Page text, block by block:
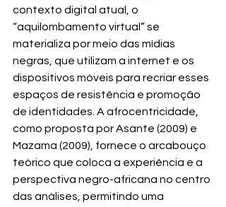
contexto digital atual, o
“aquilombamento virtual” se
materializa por meio das mídias
negras, que utilizam a internet e os
dispositivos móveis para recriar esses
espaços de resistência e promoção
de identidades. A afrocentricidade,
como proposta por Asante (2009) e
Mazama (2009), fornece o arcabouço
teórico que coloca a experiência e a
perspectiva negro-africana no centro
das análises, permitindo uma